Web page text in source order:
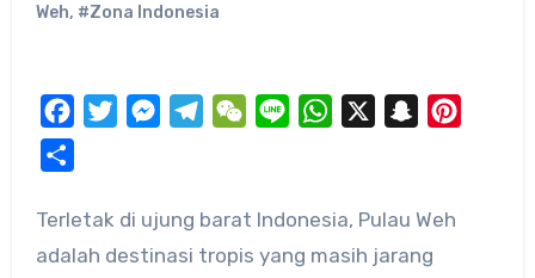
Weh, #Zona Indonesia
FacebookTwitterMessengerTelegramWeChat
Line WhatsApp Snapchat
Terletak di ujung barat Indonesia, Pulau Weh
adalah destinasi tropis yang masih jarang